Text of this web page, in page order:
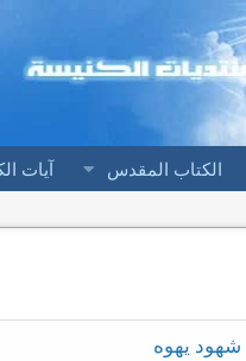
الكتاب المقدس آيات
يهوه